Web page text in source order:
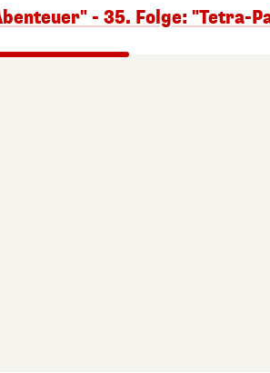
- 35. Folge: "Tetra-